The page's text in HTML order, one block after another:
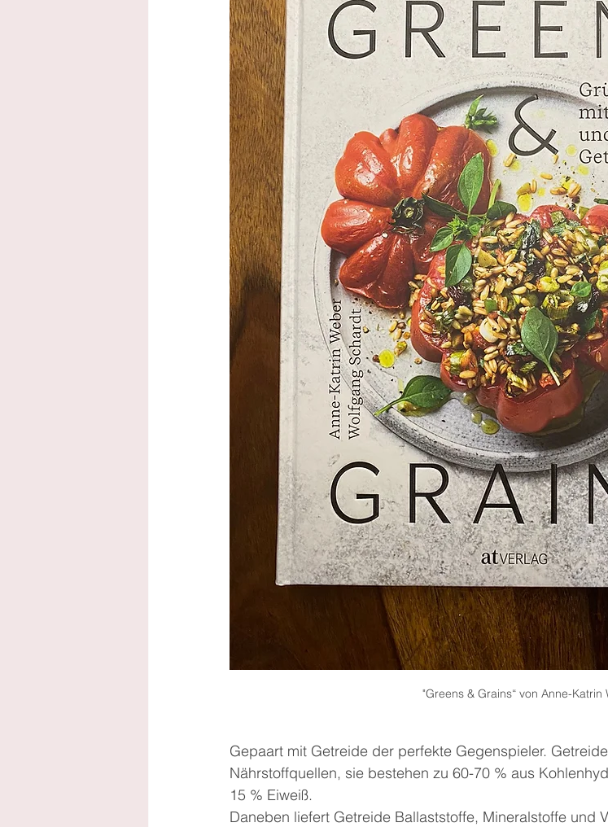
"Greens & Grains“ von Anne-Katrin
Gepaart mit Getreide der perfekte Gegenspieler.
Nährstoffquellen, sie bestehen zu 60-70 % aus
15 % Eiweiß.
Daneben liefert Getreide Ballaststoffe, Mineralstoffe und